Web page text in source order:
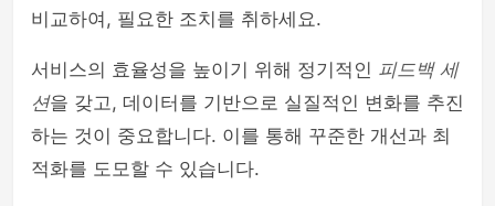
비교하여, 필요한 조치를 취하세요.
서비스의 효율성을 높이기 위해 정기적인 피드백 세
션을 갖고, 데이터를 기반으로 실질적인 변화를 추진
하는 것이 중요합니다. 이를 통해 꾸준한 개선과 최
적화를 도모할 수 있습니다.